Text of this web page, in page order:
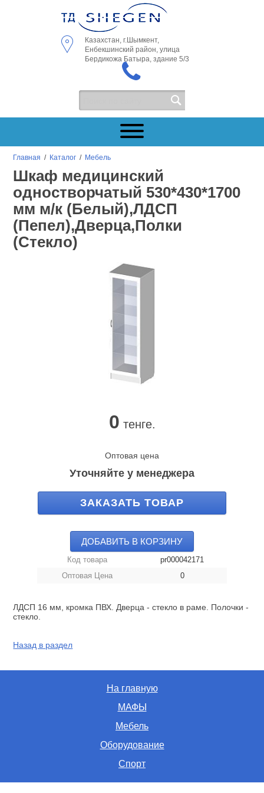
Казахстан, г.Шымкент,
Енбекшинский район, улица
Бердикожа Батыра, здание 5/3
Главная / Каталог / Мебель
Шкаф медицинский
одностворчатый 530*430*1700
мм м/к (Белый),ЛДСП
(Пепел),Дверца,Полки
(Стекло)
0 тенге.
Оптовая цена
Уточняйте у менеджера
ЗАКАЗАТЬ ТОВАР
ДОБАВИТЬ В КОРЗИНУ
Код товара
pr000042171
Оптовая Цена
0
ЛДСП 16 мм, кромка ПВХ. Дверца - стекло в раме. Полочки -
стекло.
Назад в раздел
На главную
МАФЫ
Мебель
Оборудование
Спорт